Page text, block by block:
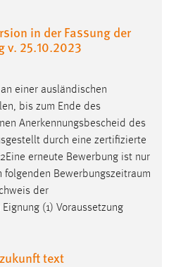
in der Fassung der
v. 25.10.2023
einer ausländischen
bis zum Ende des
Anerkennungsbescheid des
durch eine zertifizierte
erneute Bewerbung ist nur
folgenden Bewerbungszeitraum
der
(1) Voraussetzung
text